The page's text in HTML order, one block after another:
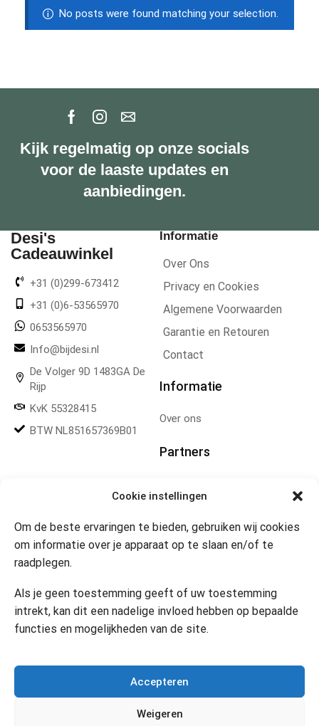
Cookie instellingen
Om de beste ervaringen te bieden, gebruiken wij cookies
om informatie over je apparaat op te slaan en/of te
raadplegen.
Als je geen toestemming geeft of uw toestemming
intrekt, kan dit een nadelige invloed hebben op bepaalde
functies en mogelijkheden van de site.
Accepteren
Weigeren
No posts were found matching your selection.
Kijk regelmatig op onze socials
voor de laaste updates en
aanbiedingen.
Desi's
Cadeauwinkel
+31 (0)299-673412
+31 (0)6-53565970
0653565970
Info@bijdesi.nl
De Volger 9D 1483GA De
Rijp
KvK 55328415
BTW NL851657369B01
Informatie
Over Ons
Privacy en Cookies
Algemene Voorwaarden
Garantie en Retouren
Contact
Informatie
Over ons
Partners
Openingstijden
Website 24/7
Contact
in te schakelen
Copyright © 2024 Desi’s Cadeauwinkel –Bijdesi.nl.